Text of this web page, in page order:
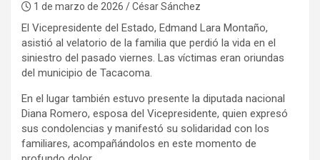
1 de marzo de 2026 / César Sánchez
El Vicepresidente del Estado, Edmand Lara Montaño,
asistió al velatorio de la familia que perdió la vida en el
siniestro del pasado viernes. Las víctimas eran oriundas
del municipio de Tacacoma.
En el lugar también estuvo presente la diputada nacional
Diana Romero, esposa del Vicepresidente, quien expresó
sus condolencias y manifestó su solidaridad con los
familiares, acompañándolos en este momento de